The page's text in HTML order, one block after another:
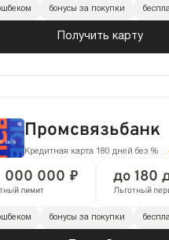
Получить карту
бонусы за покупки
Промсвязьбанк
Кредитная карта 180 дней без %
000 000 ₽
лимит
до 180
Льготный
бонусы за покупки